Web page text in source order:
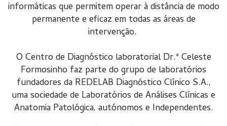
informáticas que permitem operar à distância de modo
permanente e eficaz em todas as áreas de
intervenção.
O Centro de Diagnóstico laboratorial Dr.ª Celeste
Formosinho faz parte do grupo de laboratórios
fundadores da REDELAB Diagnóstico Clínico S.A.,
uma sociedade de Laboratórios de Análises Clínicas e
Anatomia Patológica, autónomos e Independentes.